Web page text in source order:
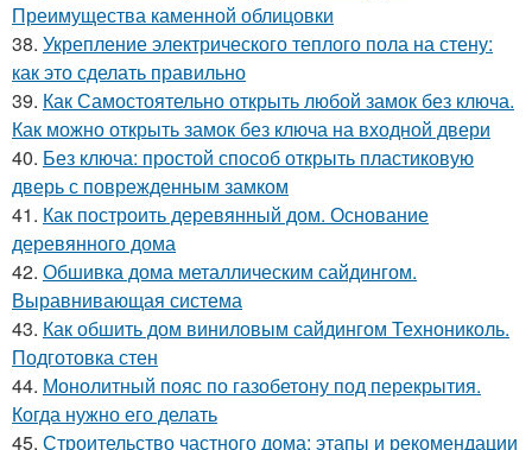
Преимущества каменной облицовки
38. Укрепление электрического теплого пола на стену:
как это сделать правильно
39. Как Самостоятельно открыть любой замок без ключа.
Как можно открыть замок без ключа на входной двери
40. Без ключа: простой способ открыть пластиковую
дверь с поврежденным замком
41. Как построить деревянный дом. Основание
деревянного дома
42. Обшивка дома металлическим сайдингом.
Выравнивающая система
43. Как обшить дом виниловым сайдингом Технониколь.
Подготовка стен
44. Монолитный пояс по газобетону под перекрытия.
Когда нужно его делать
45. Строительство частного дома: этапы и рекомендации